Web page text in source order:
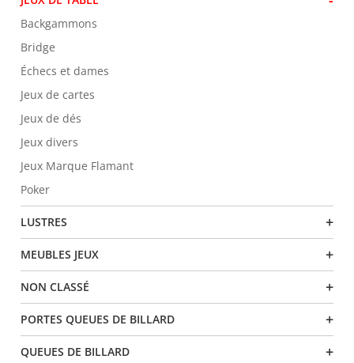
Backgammons
Bridge
Échecs et dames
Jeux de cartes
Jeux de dés
Jeux divers
Jeux Marque Flamant
Poker
LUSTRES +
MEUBLES JEUX +
NON CLASSÉ +
PORTES QUEUES DE BILLARD +
QUEUES DE BILLARD +